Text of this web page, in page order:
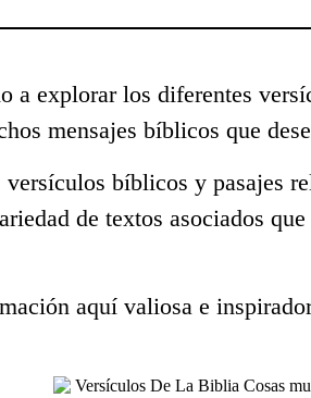
a explorar los diferentes
mensajes bíblicos que
bíblicos y pasajes
de textos asociados
aquí valiosa e